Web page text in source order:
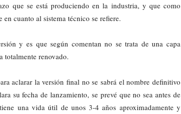
que se está produciendo en la industria, y que como
en cuanto al sistema técnico se refiere.
y es que según comentan no se trata de una capa
totalmente renovado.
aclarar la versión final no se sabrá el nombre definitivo
su fecha de lanzamiento, se prevé que no sea antes de
una vida útil de unos 3-4 años aproximadamente y